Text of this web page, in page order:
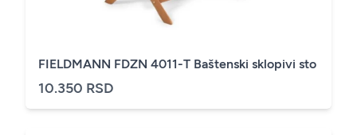
FIELDMANN FDZN 4011-T Baštenski sklopivi sto
10.350 RSD